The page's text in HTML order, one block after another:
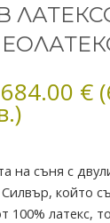
684.00 €
на съня с
който
100% латекс,